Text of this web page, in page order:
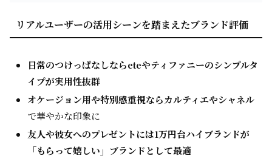
リアルユーザーの活用シーンを踏まえたブランド評価
日常のつけっぱなしならeteやティファニーのシンプルタ
イプが実用性抜群
オケージョン用や特別感重視ならカルティエやシャネル
で華やかな印象に
友人や彼女へのプレゼントには1万円台ハイブランドが
「もらって嬉しい」ブランドとして最適